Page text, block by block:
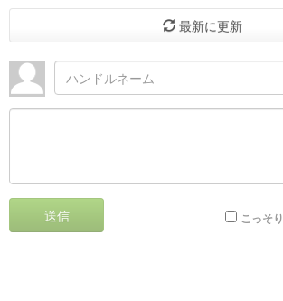
最新に更新
送信 こっそり